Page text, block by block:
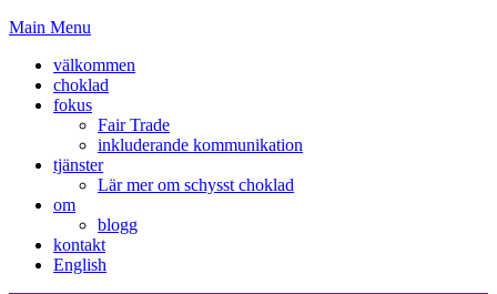
Main Menu
välkommen
choklad
fokus
Fair Trade
inkluderande kommunikation
tjänster
Lär mer om schysst choklad
om
blogg
kontakt
English